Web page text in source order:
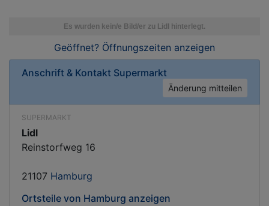
Geöffnet? Öffnungszeiten anzeigen
Anschrift & Kontakt Supermarkt
Änderung mitteilen
SUPERMARKT
Lidl
Reinstorfweg 16
21107 Hamburg
Ortsteile von Hamburg anzeigen